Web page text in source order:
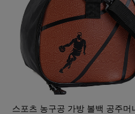
스포츠 농구공 가방 볼백 공주머